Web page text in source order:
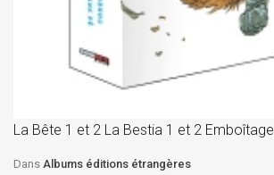
La Bête 1 et 2 La Bestia 1 et 2 Emboîtage
Dans Albums éditions étrangères